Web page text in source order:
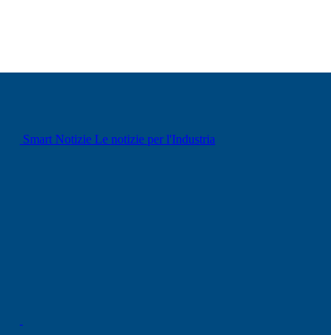
Smart Notizie Le notizie per l'Industria